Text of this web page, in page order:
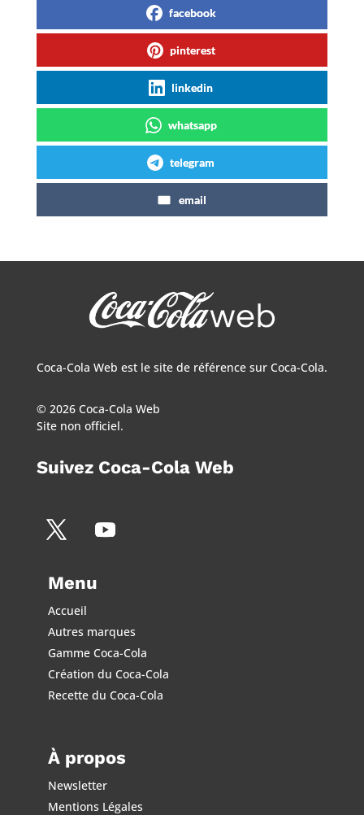
facebook
pinterest
linkedin
whatsapp
telegram
email
Coca-Cola Web est le site de référence sur Coca-Cola.
© 2026 Coca-Cola Web
Site non officiel.
Suivez Coca-Cola Web
Menu
Accueil
Autres marques
Gamme Coca-Cola
Création du Coca-Cola
Recette du Coca-Cola
À propos
Newsletter
Mentions Légales